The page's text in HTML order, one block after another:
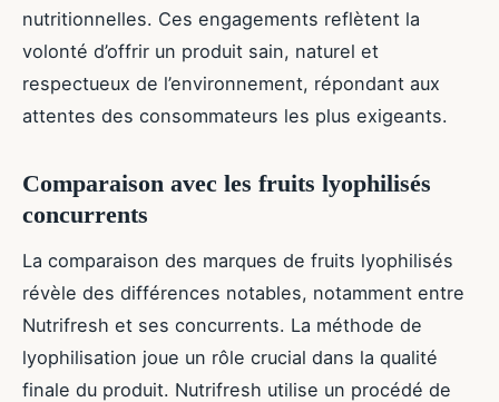
nutritionnelles. Ces engagements reflètent la
volonté d’offrir un produit sain, naturel et
respectueux de l’environnement, répondant aux
attentes des consommateurs les plus exigeants.
Comparaison avec les fruits lyophilisés
concurrents
La comparaison des marques de fruits lyophilisés
révèle des différences notables, notamment entre
Nutrifresh et ses concurrents. La méthode de
lyophilisation joue un rôle crucial dans la qualité
finale du produit. Nutrifresh utilise un procédé de